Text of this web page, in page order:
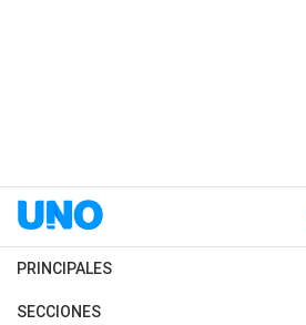
PRINCIPALES
Últimas Noticias
SECCIONES